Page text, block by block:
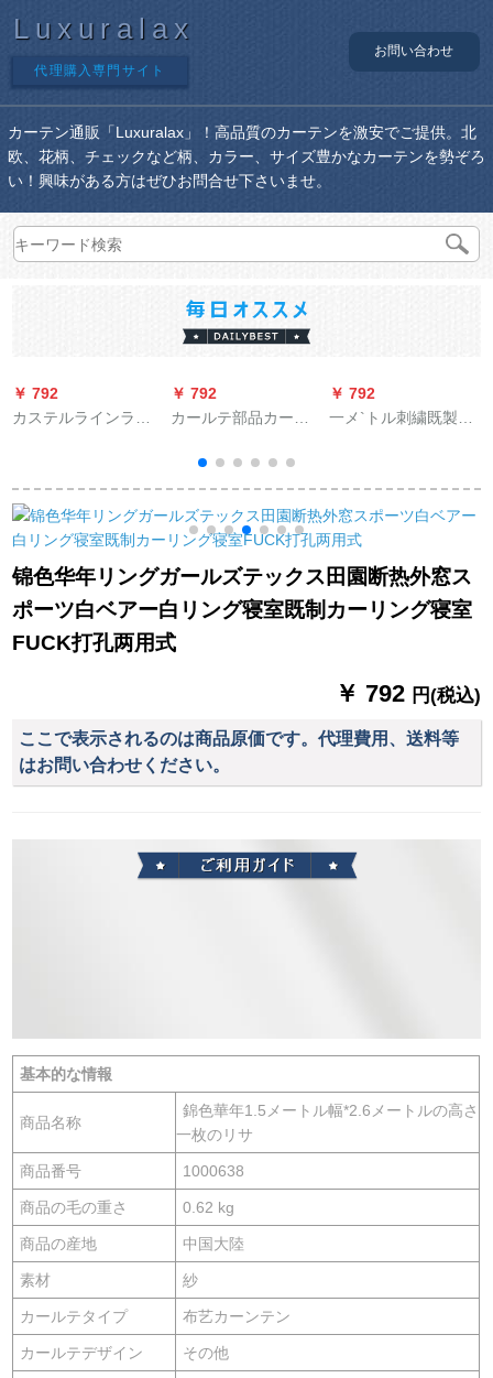
Luxuralax
代理購入専門サイト
お問い合わせ
カーテン通販「Luxuralax」！高品質のカーテンを激安でご提供。北
欧、花柄、チェックなど柄、カラー、サイズ豊かなカーテンを勢ぞろ
い！興味がある方はぜひお問合せ下さいませ。
￥ 792
カステルラインライ
ル家厚手アルミンモ
ノレンンラインライ
ンラインラインライ
ンラインラインライ
ンラインラインライ
ンラインラインライ
ンラインアップアッ
￥ 792
カールテ部品カーリ
ングリングリングリ
ングリングリングバ
ックバックバックバ
ックバックバック4本
叉フルコース単棒ダ
ンピングは10本で
す。
￥ 792
一メ`トル刺繍既製の
ダカーディィ遮光布
晨露合香3号色布カー
ディック
锦色华年リングガールズテックス田園断热外窓ス
ポーツ白ベアー白リング寝室既制カーリング寝室
FUCK打孔两用式
￥ 792 円(税込)
ここで表示されるのは商品原価です。代理費用、送料等
はお問い合わせください。
基本的な情報
商品名称
錦色華年1.5メートル幅*2.6メートルの高さ
一枚のリサ
商品番号 1000638
商品の毛の重さ 0.62 kg
商品の産地 中国大陸
素材 紗
カールテタイプ 布艺カーンテン
カールテデザイン その他